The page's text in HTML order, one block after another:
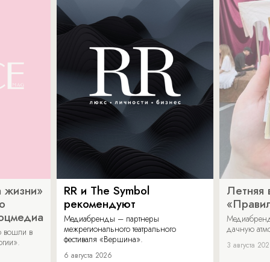
жизни»
вошли в
RR и The Symbol
рекомендуют
Медиабренды – партнеры
межрегионального театрального
фестиваля «Вершина».
6 августа 2026
Летняя
дачную
3 августа